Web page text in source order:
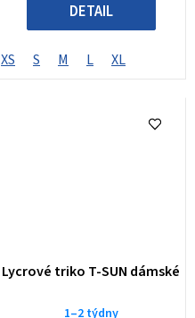
DETAIL
XS S M L XL
Lycrové triko T-SUN dámské
1–2 týdny